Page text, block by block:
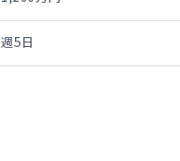
・各種委員会への参加
週5日